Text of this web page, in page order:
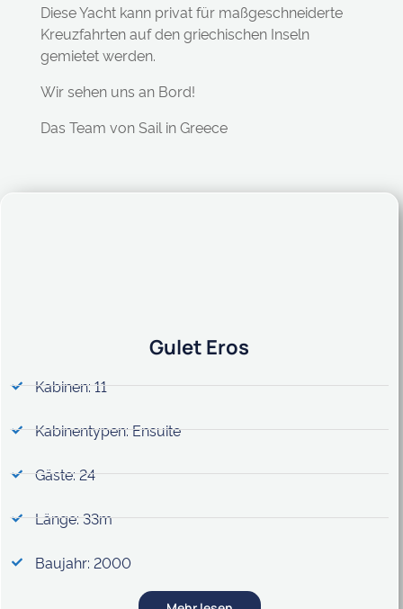
Diese Yacht kann privat für maßgeschneiderte
Kreuzfahrten auf den griechischen Inseln
gemietet werden.
Wir sehen uns an Bord!
Das Team von Sail in Greece
Gulet Eros
Kabinen: 11
Kabinentypen: Ensuite
Gäste: 24
Länge: 33m
Baujahr: 2000